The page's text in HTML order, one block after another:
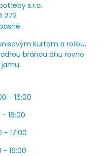
s.r.o.
272
kurtom a roľou,
bránou dnu rovno
- 16:00
16:00
- 17:00
- 16:00